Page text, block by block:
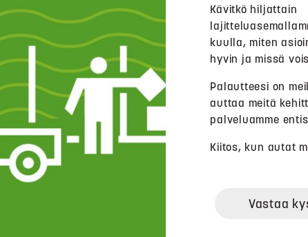
Kävitkö hiljattain
kuulla, miten
hyvin ja missä
Palautteesi on
auttaa meitä
palveluamme
Kiitos, kun autat
Vastaa